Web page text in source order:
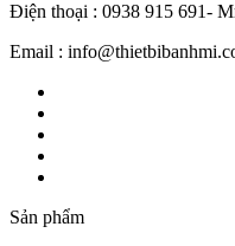
Điện thoại : 0938 915 691-
Email :
Sản phẩm